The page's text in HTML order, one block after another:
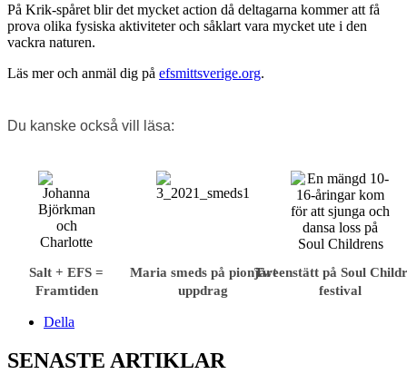
På Krik-spåret blir det mycket action då deltagarna kommer att få
prova olika fysiska aktiviteter och såklart vara mycket ute i den
vackra naturen.
Läs mer och anmäl dig på efsmittsverige.org.
Du kanske också vill läsa:
Salt + EFS =
Framtiden
Maria smeds på pionjärt
uppdrag
Tweenstätt på Soul
festival
Della
SENASTE ARTIKLAR